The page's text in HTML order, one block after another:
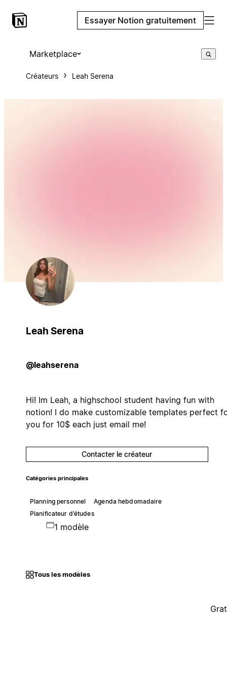
Essayer Notion gratuitement
Marketplace
Créateurs Leah Serena
Leah Serena
@leahserena
Hi! Im Leah, a highschool student having fun with
notion! I do make customizable templates perfect
you for 10$ each just email me!
Contacter le créateur
Catégories principales
Planning personnel
Agenda hebdomadaire
Planificateur d’études
1 modèle
Tous les modèles